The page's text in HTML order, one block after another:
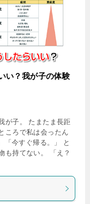
い？我が子の体験
が子。 たまたま長距
ころで私は会ったん
「今すぐ帰る。」 と
も持てない。 「え？